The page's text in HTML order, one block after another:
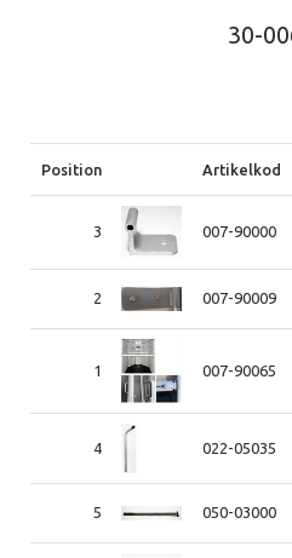
30-
Position Artikelkod
3 007-90000
2 007-90009
1 007-90065
4 022-05035
5 050-03000